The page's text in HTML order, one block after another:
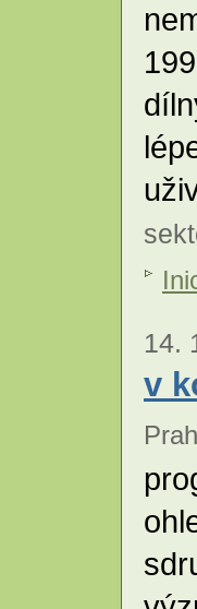
14.
v